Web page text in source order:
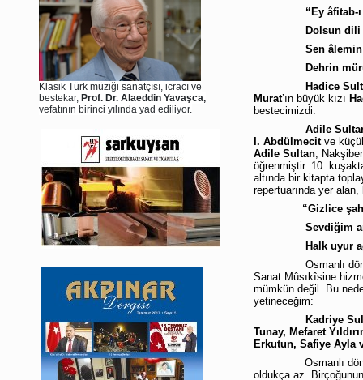
Klasik Türk müziği sanatçısı, icracı ve
bestekar, Prof. Dr. Alaeddin Yavaşca,
vefatının birinci yılında yad ediliyor.
“Ey âfitab-
Dolsun dili şevk-
Sen âlemin
Dehrin
Hadice
Murat’ın büyük kızı
bestecimizdi.
Adile
I. Abdülmecitve
Adile Sultan,
öğrenmiştir. 10.
altında bir kitapta
repertuarında yer alan,
“Gizlice
Sevdiğim aman
Halk uyur ağyâr
Osmanlı
Sanat Mûsıkîsine
mümkün değil. Bu
yetineceğim:
Kadriye
Tunay, Mefaret
Erkutun, Safiye Ayla
Osmanlı
oldukça az.